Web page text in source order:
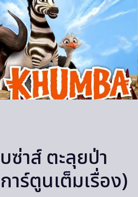
ซ่าส์ ตะลุยป่า
าร์ตูนเต็มเรื่อง)